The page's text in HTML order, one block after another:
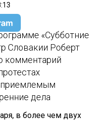
«Субботние
Словакии Роберт
комментарий
дела
в более чем двух